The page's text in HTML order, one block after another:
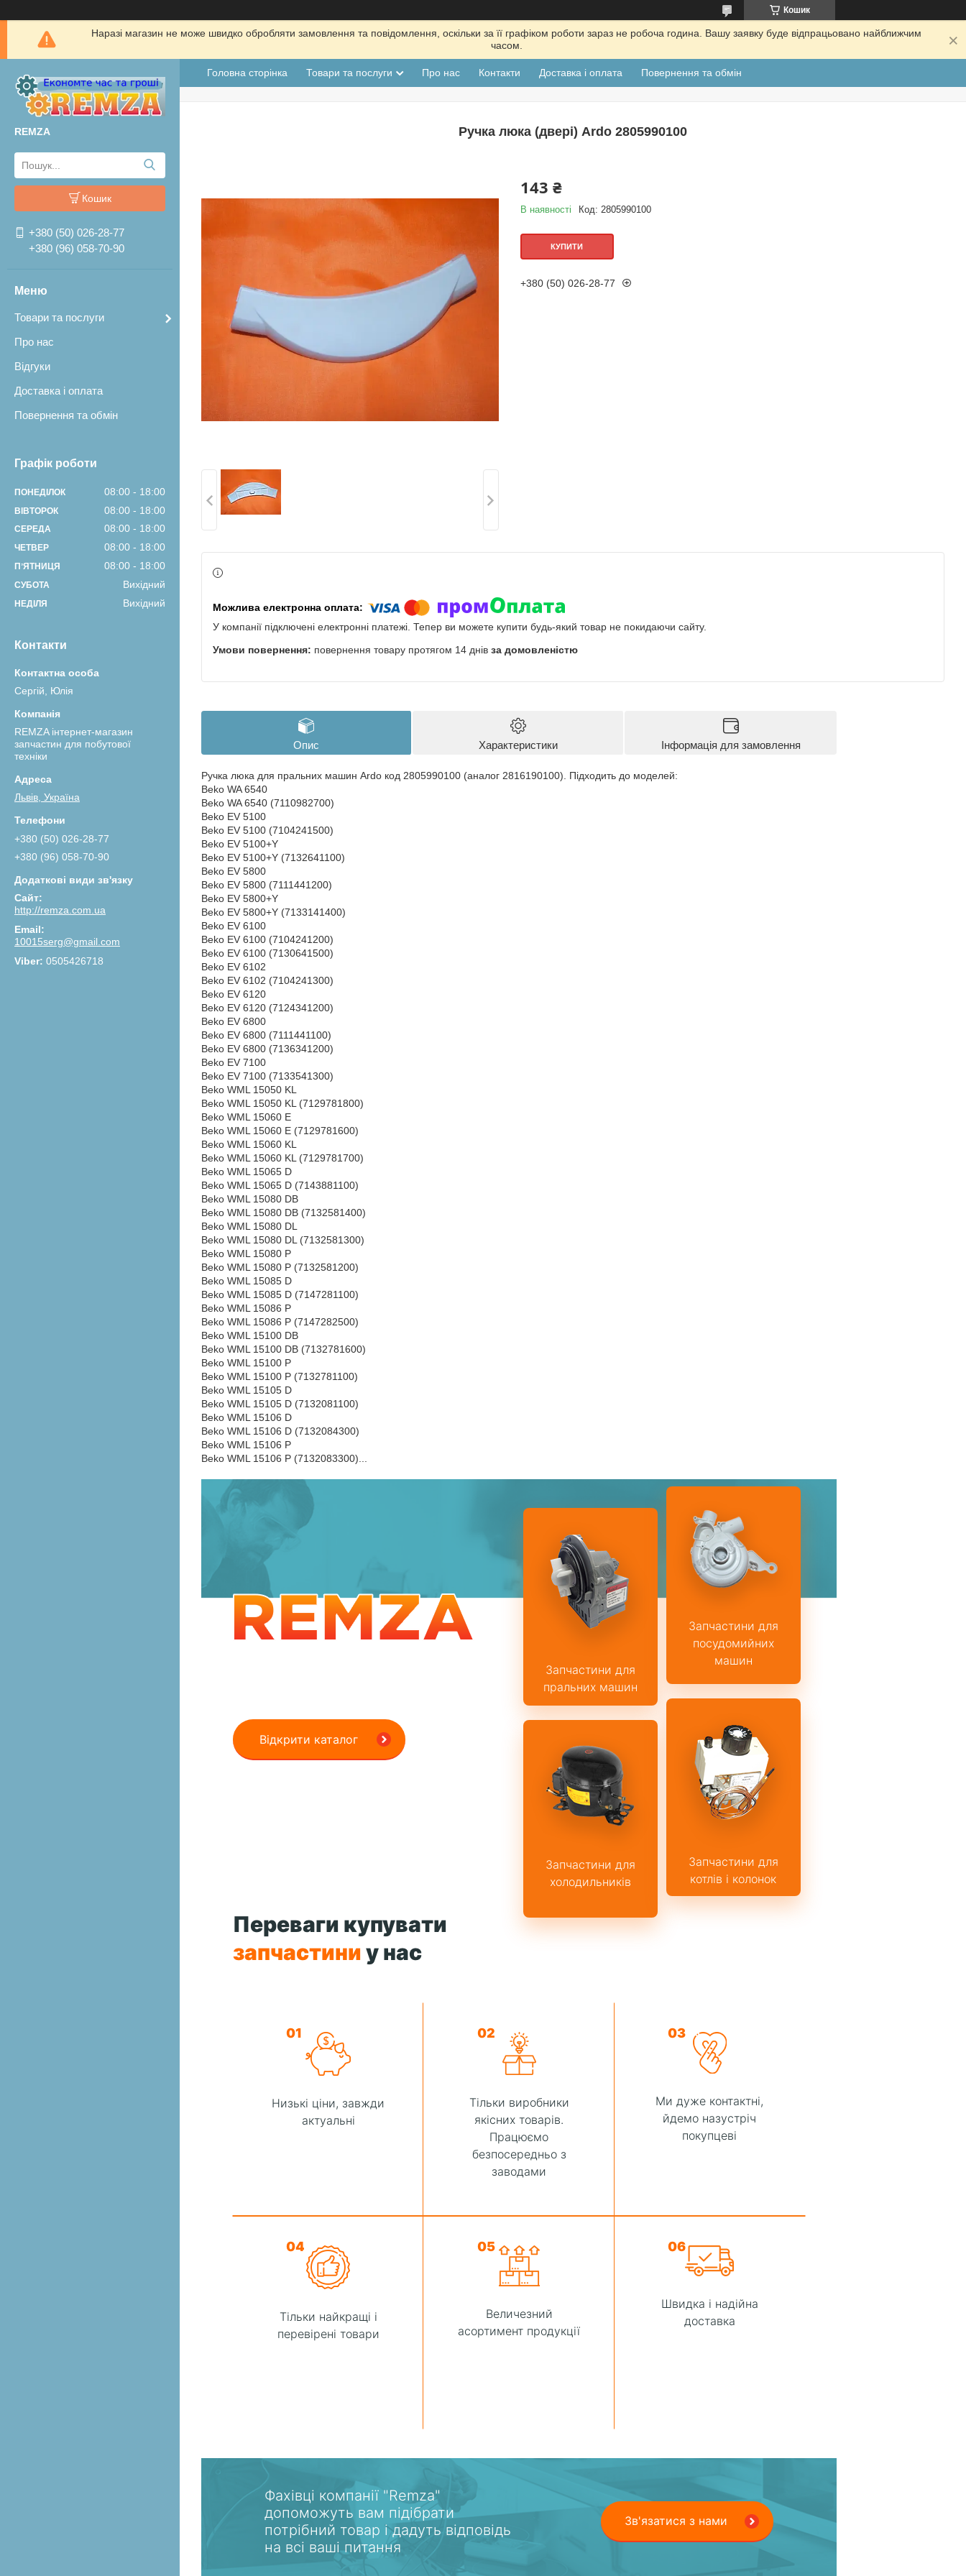
Кошик
Наразі магазин не може швидко обробляти замовлення та повідомлення, оскільки за її графіком роботи зараз не робоча година. Вашу заявку буде відпрацьовано найближчим
часом.
REMZA
Кошик
+380 (50) 026-28-77
+380 (96) 058-70-90
Товари та послуги
Про нас
Відгуки
Доставка і оплата
Повернення та обмін
Графік роботи
ПОНЕДІЛОК 08:00 18:00
ВІВТОРОК 08:00 18:00
СЕРЕДА 08:00 18:00
ЧЕТВЕР 08:00 18:00
ПʼЯТНИЦЯ 08:00 18:00
СУБОТА Вихідний
НЕДІЛЯ Вихідний
Контакти
Сергій, Юлія
REMZA інтернет-магазин
запчастин для побутової
техніки
Львів, Україна
+380 (50) 026-28-77
+380 (96) 058-70-90
http://remza.com.ua
10015serg@gmail.com
0505426718
Головна сторінка Товари та послуги Про нас Контакти Доставка і оплата Повернення та обмін
Ручка люка (двері) Ardo 2805990100
143 ₴
В наявності Код: 2805990100
КУПИТИ
+380 (50) 026-28-77
У компанії підключені електронні платежі. Тепер ви можете купити будь-який товар не покидаючи сайту.
повернення товару протягом 14 днів за домовленістю
Опис Характеристики Інформація для замовлення
Ручка люка для пральних машин Ardo код 2805990100 (аналог 2816190100). Підходить до моделей:
Beko WA 6540
Beko WA 6540 (7110982700)
Beko EV 5100
Beko EV 5100 (7104241500)
Beko EV 5100+Y
Beko EV 5100+Y (7132641100)
Beko EV 5800
Beko EV 5800 (7111441200)
Beko EV 5800+Y
Beko EV 5800+Y (7133141400)
Beko EV 6100
Beko EV 6100 (7104241200)
Beko EV 6100 (7130641500)
Beko EV 6102
Beko EV 6102 (7104241300)
Beko EV 6120
Beko EV 6120 (7124341200)
Beko EV 6800
Beko EV 6800 (7111441100)
Beko EV 6800 (7136341200)
Beko EV 7100
Beko EV 7100 (7133541300)
Beko WML 15050 KL
Beko WML 15050 KL (7129781800)
Beko WML 15060 E
Beko WML 15060 E (7129781600)
Beko WML 15060 KL
Beko WML 15060 KL (7129781700)
Beko WML 15065 D
Beko WML 15065 D (7143881100)
Beko WML 15080 DB
Beko WML 15080 DB (7132581400)
Beko WML 15080 DL
Beko WML 15080 DL (7132581300)
Beko WML 15080 P
Beko WML 15080 P (7132581200)
Beko WML 15085 D
Beko WML 15085 D (7147281100)
Beko WML 15086 P
Beko WML 15086 P (7147282500)
Beko WML 15100 DB
Beko WML 15100 DB (7132781600)
Beko WML 15100 P
Beko WML 15100 P (7132781100)
Beko WML 15105 D
Beko WML 15105 D (7132081100)
Beko WML 15106 D
Beko WML 15106 D (7132084300)
Beko WML 15106 P
Beko WML 15106 P (7132083300)...
Відкрити каталог
Запчастини для
пральних машин
Запчастини для
посудомийних
машин
Запчастини для
холодильників
Запчастини для
котлів і колонок
Переваги купувати
запчастиниу нас
01
Низькі ціни, завжди
актуальні
02
Тільки виробники
якісних товарів.
Працюємо
безпосередньо з
заводами
03
Ми дуже контактні,
йдемо назустріч
покупцеві
04
Тільки найкращі і
перевірені товари
05
Величезний
асортимент продукції
06
Швидка і надійна
доставка
Фахівці компанії "Remza"
допоможуть вам підібрати
потрібний товар і дадуть відповідь
на всі ваші питання
Зв'язатися з нами